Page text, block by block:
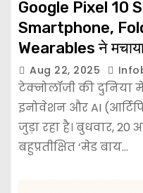
Google Pixel 10
Smartphone,
Wearables ने
Aug 22, 2025
टेक्नोलॉजी की
इनोवेशन और AI
जुड़ा रहा है। बुधवार,
बहुप्रतीक्षित ‘मेड बाय…